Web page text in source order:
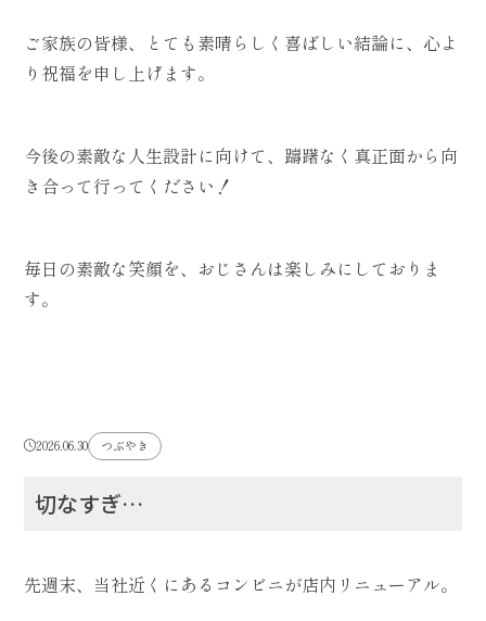
ご家族の皆様、とても素晴らしく喜ばしい結論に、心よ
り祝福を申し上げます。
今後の素敵な人生設計に向けて、躊躇なく真正面から向
き合って行ってください！
毎日の素敵な笑顔を、おじさんは楽しみにしておりま
す。
2026.06.30 つぶやき
切なすぎ…
先週末、当社近くにあるコンビニが店内リニューアル。